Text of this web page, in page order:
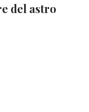
del astro